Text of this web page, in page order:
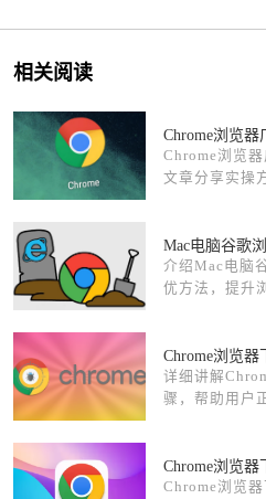
相关阅读
Chrome浏览
Chrome浏览
文章分享实操
介绍Mac电脑
优方法，提升
Chrome浏览
详细讲解
骤，帮助用户
Chrome浏览